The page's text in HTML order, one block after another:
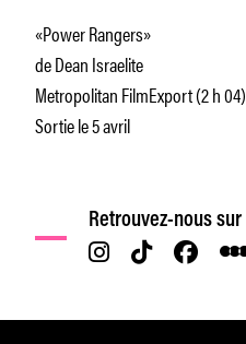
«Power Rangers»
de Dean Israelite
Metropolitan FilmExport (2 h 04)
Sortie le 5 avril
Retrouvez-nous sur